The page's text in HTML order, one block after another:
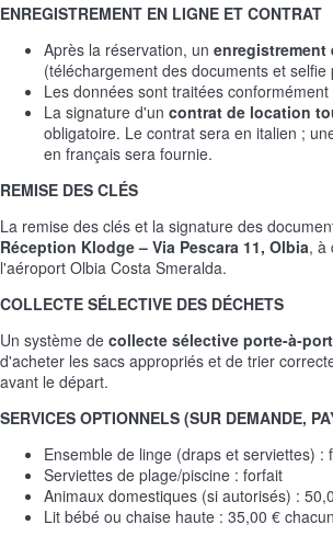
ENREGISTREMENT EN LIGNE ET CONTRAT
Après la réservation, un enregistrement
(téléchargement des documents et
Les données sont traitées conformément
La signature d'un contrat de location
obligatoire. Le contrat sera en italien ;
en français sera fournie.
REMISE DES CLÉS
La remise des clés et la signature des
Réception Klodge – Via Pescara 11, Olbia, à
l'aéroport Olbia Costa Smeralda.
COLLECTE SÉLECTIVE DES DÉCHETS
Un système de collecte sélective porte-à-
d'acheter les sacs appropriés et de trier
avant le départ.
SERVICES OPTIONNELS (SUR DEMANDE,
Ensemble de linge (draps et serviettes) :
Serviettes de plage/piscine : forfait
Animaux domestiques (si autorisés) :
Lit bébé ou chaise haute : 35,00 € chacun